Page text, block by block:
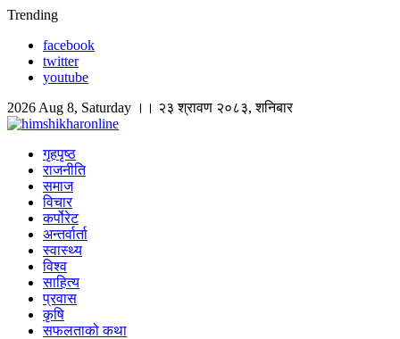
Skip
content
Trending
facebook
twitter
youtube
2026 Aug 8, Saturday ।। २३ श्रावण २०८३, शनिबार
Himshikhar Online
गृहपृष्ठ
राजनीति
समाज
विचार
कर्पोरेट
अन्तर्वार्ता
स्वास्थ्य
विश्व
साहित्य
प्रवास
कृषि
सफलताको कथा